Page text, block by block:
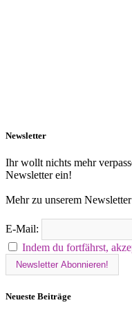
Newsletter
Ihr wollt nichts mehr
Newsletter ein!
Mehr zu unserem
E-Mail:
Indem du fortfährst,
Neueste Beiträge